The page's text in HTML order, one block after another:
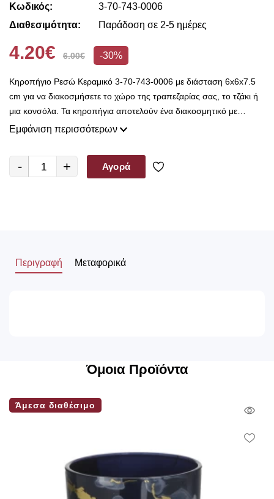
Κωδικός:
3-70-743-0006
Διαθεσιμότητα:
Παράδοση σε 2-5 ημέρες
4.20€ 6.00€ -30%
Κηροπήγιο Ρεσώ Κεραμικό 3-70-743-0006 με διάσταση 6x6x7.5
cm για να διακοσμήσετε το χώρο της τραπεζαρίας σας, το τζάκι ή
μια κονσόλα. Τα κηροπήγια αποτελούν ένα διακοσμητικό με
ανεξίτηλη αξία στο χρόνο. Η χρήση του ως διακοσμητικό στοιχείο
σήμερα. Τα κηροπήγια σε κλασικό αλλά και μοντέρνο στυλ, θα
δημιουργήσουν άλλη όψη στο χώρο σας δίνοντας την αίσθηση
Εμφάνιση περισσότερων
- + Αγορά
Περιγραφή Μεταφορικά
Όμοια Προϊόντα
Άμεσα διαθέσιμο